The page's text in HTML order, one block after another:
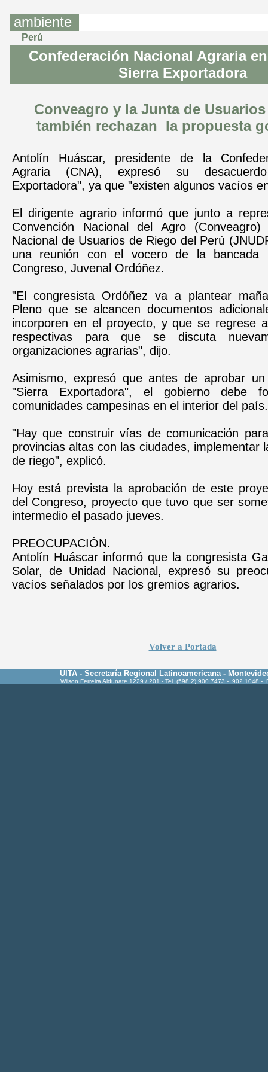
ambiente
Perú
Confederación Nacional Agraria
Sierra Exportadora
Conveagro y la Junta de
también rechazan la propuesta
Antolín Huáscar, presidente de la
Agraria (CNA), expresó su
Exportadora", ya que "existen algunos vacíos
El dirigente agrario informó que junto a
Convención Nacional del Agro
Nacional de Usuarios de Riego del Perú
una reunión con el vocero de la bancada
Congreso, Juvenal Ordóñez.
"El congresista Ordóñez va a plantear
Pleno que se alcancen documentos
incorporen en el proyecto, y que se regrese
respectivas para que se discuta
organizaciones agrarias", dijo.
Asimismo, expresó que antes de aprobar
"Sierra Exportadora", el gobierno debe
comunidades campesinas en el interior del país.
"Hay que construir vías de comunicación
provincias altas con las ciudades, implementar
de riego", explicó.
Hoy está prevista la aprobación de este
del Congreso, proyecto que tuvo que ser
intermedio el pasado jueves.
PREOCUPACIÓN.
Antolín Huáscar informó que la congresista
Solar, de Unidad Nacional, expresó su
vacíos señalados por los gremios agrarios.
Volver a Portada
UITA - Secretaría Regional Latinoamericana -
Wilson Ferreira Aldunate 1229 / 201 - Tel. (598 2) 900 7473 - 902 1048 -